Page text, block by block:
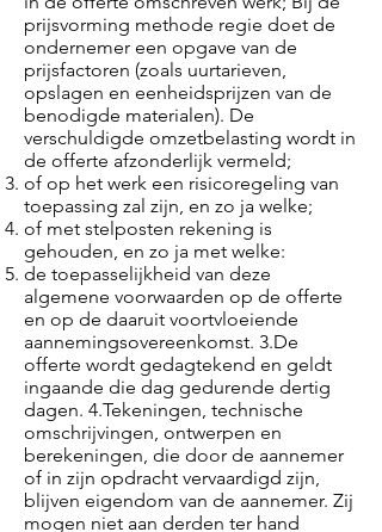
prijsvorming methode regie doet de
ondernemer een opgave van de
prijsfactoren (zoals uurtarieven,
opslagen en eenheidsprijzen van de
benodigde materialen). De
verschuldigde omzetbelasting wordt in
de offerte afzonderlijk vermeld;
of op het werk een risicoregeling van
toepassing zal zijn, en zo ja welke;
of met stelposten rekening is
gehouden, en zo ja met welke:
de toepasselijkheid van deze
algemene voorwaarden op de offerte
en op de daaruit voortvloeiende
aannemingsovereenkomst. 3.De
offerte wordt gedagtekend en geldt
ingaande die dag gedurende dertig
dagen. 4.Tekeningen, technische
omschrijvingen, ontwerpen en
berekeningen, die door de aannemer
of in zijn opdracht vervaardigd zijn,
blijven eigendom van de aannemer. Zij
mogen niet aan derden ter hand